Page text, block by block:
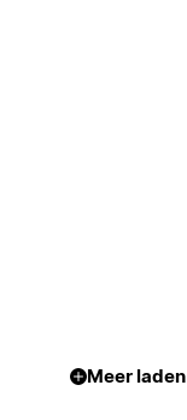
Meer laden